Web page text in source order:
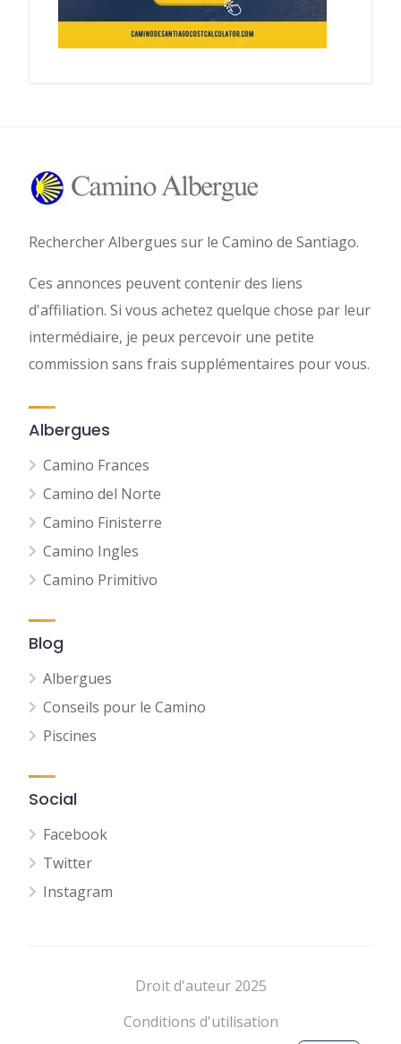
Rechercher Albergues sur le Camino de Santiago.
Ces annonces peuvent contenir des liens
d'affiliation. Si vous achetez quelque chose par leur
intermédiaire, je peux percevoir une petite
commission sans frais supplémentaires pour vous.
Albergues
Camino Frances
Camino del Norte
Camino Finisterre
Camino Ingles
Camino Primitivo
Blog
Albergues
Conseils pour le Camino
Piscines
Social
Facebook
Twitter
Instagram
Droit d'auteur 2025
Conditions d'utilisation